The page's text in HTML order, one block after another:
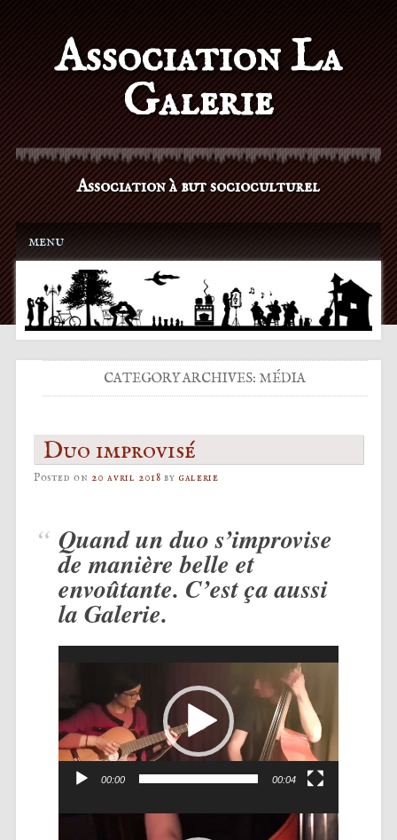
Association La
Galerie
Association à but socioculturel
Main menu
Skip to content
menu
CATEGORY ARCHIVES: MÉDIA
Duo improvisé
Posted on 20 avril 2018 bygalerie
Quand un duo s’improvise
de manière belle et
envoûtante. C’est ça aussi
la Galerie.
00:00 00:04